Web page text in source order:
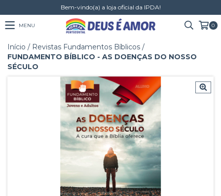
Bem-vindo(a) a loja oficial da IPDA!
MENU 0
Início / Revistas Fundamentos Bíblicos /
FUNDAMENTO BÍBLICO - AS DOENÇAS DO NOSSO
SÉCULO